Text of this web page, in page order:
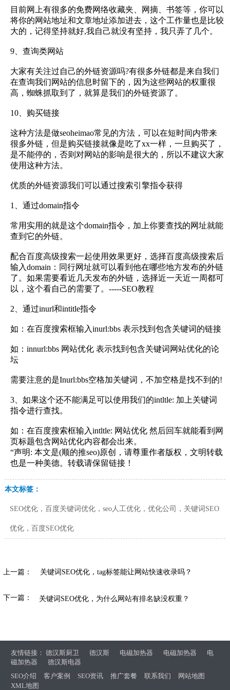
目前网上有很多的免费网络收藏夹、网摘、书签等，你可以
将你的网站地址和文章地址添加进去，这个工作量也是比较
大的，记得坚持就好,我自己就没有坚持，我只弄了几个。
9、查询类网站
大家有关注过自己的外链资源吗?有很多外链都是来自我们
在查询我们网站的信息时留下的，因为这些网站的权重很
高，蜘蛛抓取到了，就算是我们的外链资源了。
10、购买链接
这种方法是做seoheimao常见的方法，可以在短时间内带来
很多外链，但是购买链接就像是吃了xx一样，一旦购买了，
是不能停的，否则对网站的影响是很大的，所以不建议大家
使用这种方法。
优质的外链资源我们可以通过搜索引擎指令获得
1、通过domain指令
常用实用的就是这个domain指令，加上你要查找的网址就能
查到它的外链。
配合百度高级搜索一起使用效果更好，选择百度高级搜索后
输入domain：同行网址就可以看到他在哪些地方发布的外链
了。如果需要看近几天发布的外链，选择近一天近一周都可
以，这个看自己的需要了。-----SEO教程
2、通过inurl和intitle指令
如：在百度搜索框输入inurl:bbs 表示找到包含关键词的链接
如：innurl:bbs 网站优化 表示找到包含关键词网站优化的论
坛
需要注意的是Inurl:bbs空格加关键词，不加空格是找不到的!
3、如果这个还不能满足可以使用我们的intltle: 加上关键词
指令进行查找。
如：在百度搜索框输入intltle: 网站优化 然后回车就能看到网
页标题包含网站优化内容都会出来。
“声明: 本文是(顺的推seo)原创，请尊重作者版权，文明转载
也是一种美德。转载请保留链接！
本文标签：
SEO优化，百度关键词优化，seo人工优化，优化公司，关键词SEO
优化，百度SEO优化
上一篇： 关键词SEO优化，tag标签能让网站快速收录吗？
下一篇： 关键词SEO优化，为什么网站有排名缺没权重？
友情链接：德汉斯厨卫 德汉斯 电磁加热器 电磁加热器
电
磁加热器
德汉斯电器
SEO介绍
客户案例 SEO资讯 推广套餐 联系我们
网站地图
XML地图